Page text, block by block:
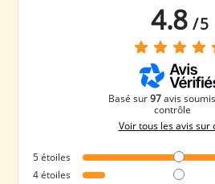
4.8/5
Basé sur97 avis
contrôle
Voir tous les avis sur
5étoiles
4étoiles